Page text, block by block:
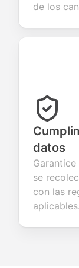
de los
datos
se
con las
aplicables.